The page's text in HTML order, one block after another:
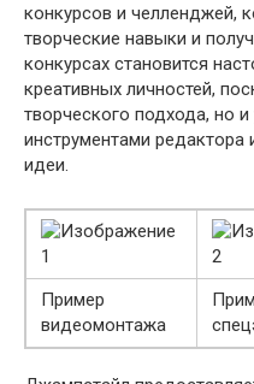
конкурсов и челленджей,
творческие навыки и
конкурсах становится
креативных личностей,
творческого подхода, но
инструментами
идеи.
Пример
видеомонтажа